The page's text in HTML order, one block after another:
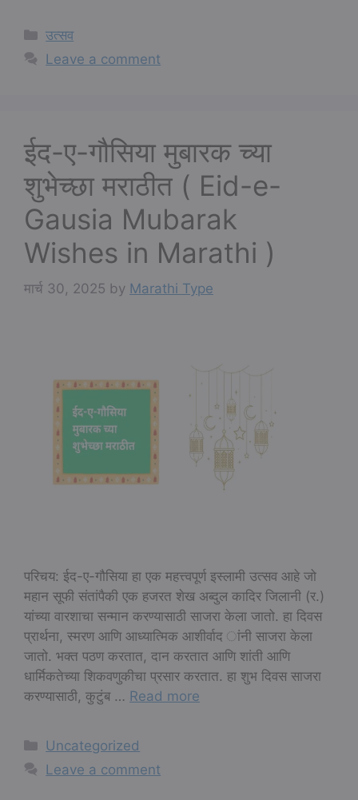
Categories
उत्सव
Leave a comment
ईद-ए-गौसिया मुबारक च्या
शुभेच्छा मराठीत ( Eid-e-
Gausia Mubarak
Wishes in Marathi )
मार्च 30, 2025 by Marathi Type
परिचय: ईद-ए-गौसिया हा एक महत्त्वपूर्ण इस्लामी उत्सव आहे जो
महान सूफी संतांपैकी एक हजरत शेख अब्दुल कादिर जिलानी (र.)
यांच्या वारशाचा सन्मान करण्यासाठी साजरा केला जातो. हा दिवस
प्रार्थना, स्मरण आणि आध्यात्मिक आशीर्वाद ांनी साजरा केला
जातो. भक्त पठण करतात, दान करतात आणि शांती आणि
धार्मिकतेच्या शिकवणुकीचा प्रसार करतात. हा शुभ दिवस साजरा
करण्यासाठी, कुटुंब … Read more
Categories
Uncategorized
Leave a comment